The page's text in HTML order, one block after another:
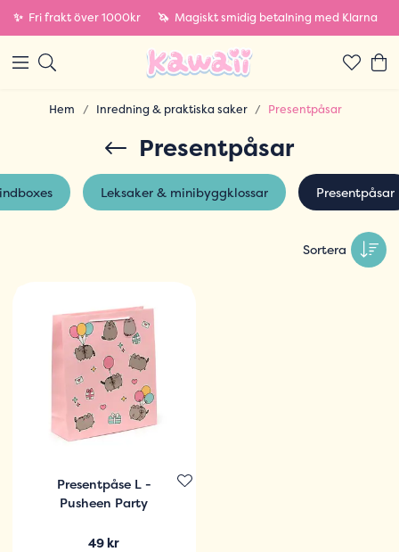
✨ Fri frakt över 1000kr 🦄 Magiskt smidig betalning med Klarna
Hem Inredning & praktiska saker Presentpåsar
Presentpåsar
Leksaker & minibyggklossar Presentpåsar
Sortera
Presentpåse L -
Pusheen Party
49 kr